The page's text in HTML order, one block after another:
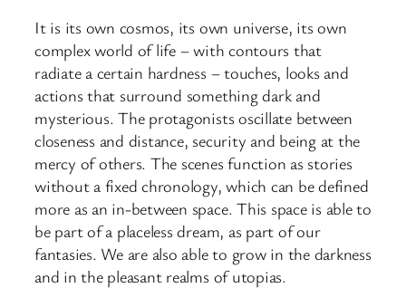
It is its own cosmos, its own universe, its own
complex world of life – with contours that
radiate a certain hardness – touches, looks and
actions that surround something dark and
mysterious. The protagonists oscillate between
closeness and distance, security and being at the
mercy of others. The scenes function as stories
without a fixed chronology, which can be defined
more as an in-between space. This space is able to
be part of a placeless dream, as part of our
fantasies. We are also able to grow in the darkness
and in the pleasant realms of utopias.